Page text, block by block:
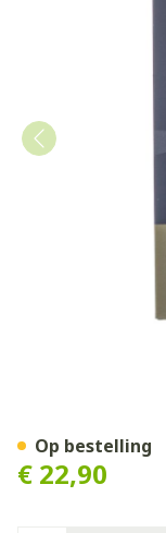
€ 22,90
Op bestelling